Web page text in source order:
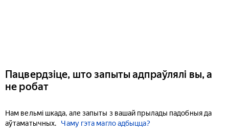
Пацвердзіце, што запыты адпраўлялі вы, а
не робат
Нам вельмі шкада, але запыты з вашай прылады падобныя да
аўтаматычных.
Чаму гэта магло адбыцца?